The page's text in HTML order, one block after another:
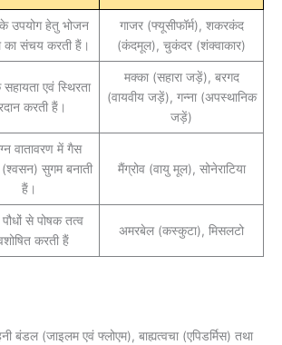
के उपयोग हेतु भोजन
संचय करती हैं।
गाजर (फ्यूसीफॉर्म), शकरकंद
(कंदमूल), चुकंदर (शंक्वाकार)
सहायता एवं स्थिरता
करती हैं।
मक्का (सहारा जड़ें), बरगद
(वायवीय जड़ें), गन्ना (अपस्थानिक
जड़ें)
वातावरण में गैस
(श्वसन) सुगम बनाती
हैं।
मैंग्रोव (वायु मूल), सोनेराटिया
से पोषक तत्व
करती हैं
अमरबेल (कस्कुटा), मिसलटो
बंडल (जाइलम एवं फ्लोएम), बाह्यत्वचा (एपिडर्मिस) तथा